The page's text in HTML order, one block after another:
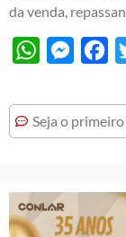
da venda,
WhatsApp
Seja o